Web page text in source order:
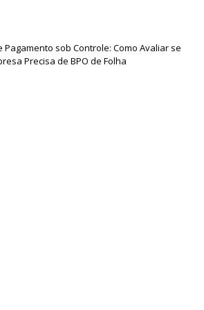
Pagamento sob Controle: Como Avaliar se
Precisa de BPO de Folha